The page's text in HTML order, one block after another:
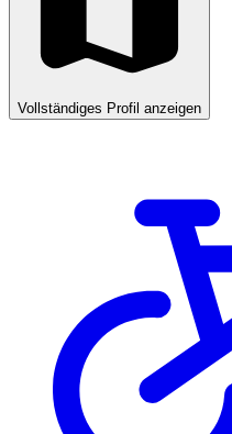
Vollständiges Profil anzeigen